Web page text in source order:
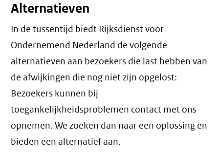
Alternatieven
In de tussentijd biedt Rijksdienst voor
Ondernemend Nederland de volgende
alternatieven aan bezoekers die last hebben van
de afwijkingen die nog niet zijn opgelost:
Bezoekers kunnen bij
toegankelijkheidsproblemen contact met ons
opnemen. We zoeken dan naar een oplossing en
bieden een alternatief aan.